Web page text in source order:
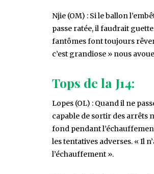
Njie (OM) : Si le ballon
passe ratée, il faudrait
fantômes font toujours
c’est grandiose » nous
Tops de la J14:
Lopes (OL) : Quand il ne
capable de sortir des arrêts
fond pendant
les tentatives adverses. « Il
l’échauffement ».